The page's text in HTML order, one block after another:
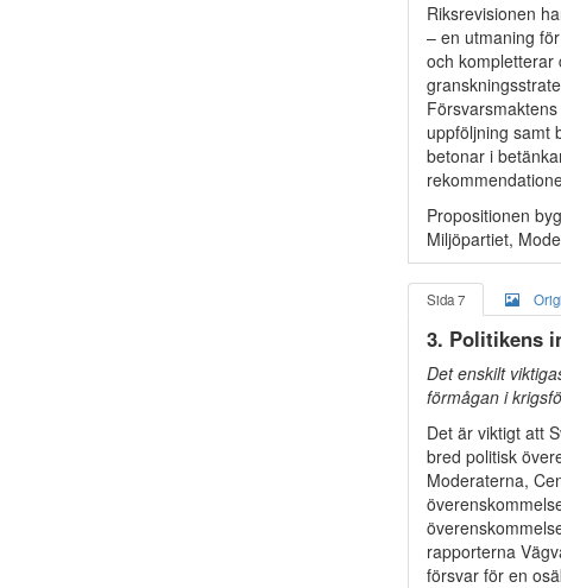
Riksrevisionen
– en utmaning
och kompletterar
uppföljning samt
betonar i
Propositionen
Miljöpartiet,
Sida 7
3. Politikens
Det enskilt
förmågan i
Det är viktigt att
bred politisk
Moderaterna,
rapporterna
försvar för en